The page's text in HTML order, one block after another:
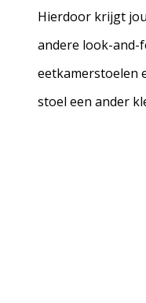
Hierdoor krijgt
andere look-and-
eetkamerstoelen
stoel een ander